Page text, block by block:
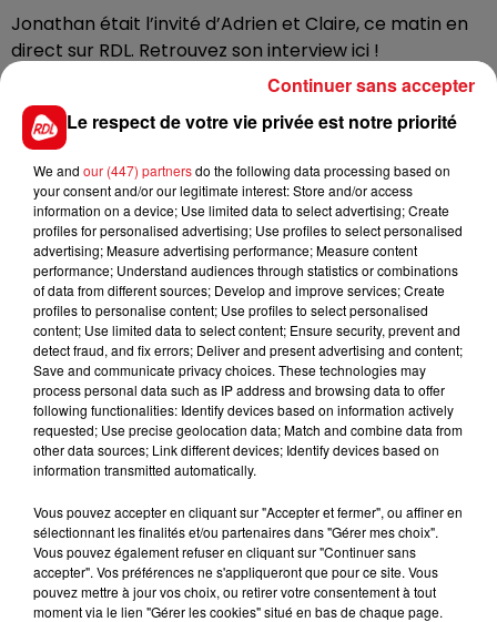
Jonathan était l’invité d’Adrien et Claire, ce matin en
direct sur RDL. Retrouvez son interview ici !
Écouter le podcast
Et le Nord va être bien représenté, lors de cette 14
ème édition, puisqu’un couple « père – fille » originaire
de Lille, Christophe (60 ans) et Claire (28 ans), sont
aussi de l’aventure !
Pékin Express, à suivre ce Mardi 23 février à 21h05
sur M6
FIL D'ACTUS
Le respect de votre vie privée est notre priorité
We and our (447) partnersdo the following data processing based on
your consent and/or our legitimate interest: Store and/or access
information on a device; Use limited data to select advertising; Create
profiles for personalised advertising; Use profiles to select personalised
advertising; Measure advertising performance; Measure content
performance; Understand audiences through statistics or combinations
of data from different sources; Develop and improve services; Create
profiles to personalise content; Use profiles to select personalised
content; Use limited data to select content; Ensure security, prevent and
detect fraud, and fix errors; Deliver and present advertising and content;
Save and communicate privacy choices. These technologies may
process personal data such as IP address and browsing data to offer
following functionalities: Identify devices based on information actively
requested; Use precise geolocation data; Match and combine data from
other data sources; Link different devices; Identify devices based on
information transmitted automatically.
Vous pouvez accepter en cliquant sur "Accepter et fermer", ou affiner en
sélectionnant les finalités et/ou partenaires dans "Gérer mes choix".
Vous pouvez également refuser en cliquant sur "Continuer sans
accepter". Vos préférences ne s'appliqueront que pour ce site. Vous
pouvez mettre à jour vos choix, ou retirer votre consentement à tout
moment via le lien "Gérer les cookies" situé en bas de chaque page.
Continuer sans accepter